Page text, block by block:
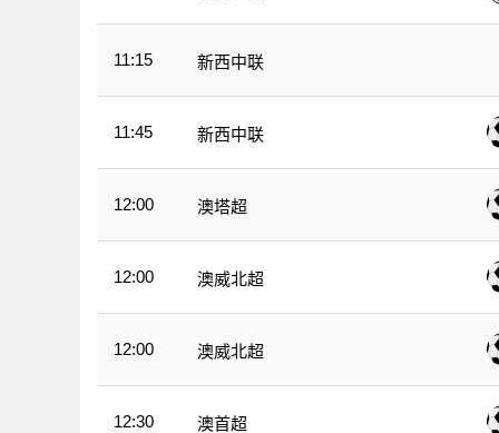
11:15 新西中联
11:45 新西中联
12:00 澳塔超
12:00 澳威北超
12:00 澳威北超
12:30 澳首超